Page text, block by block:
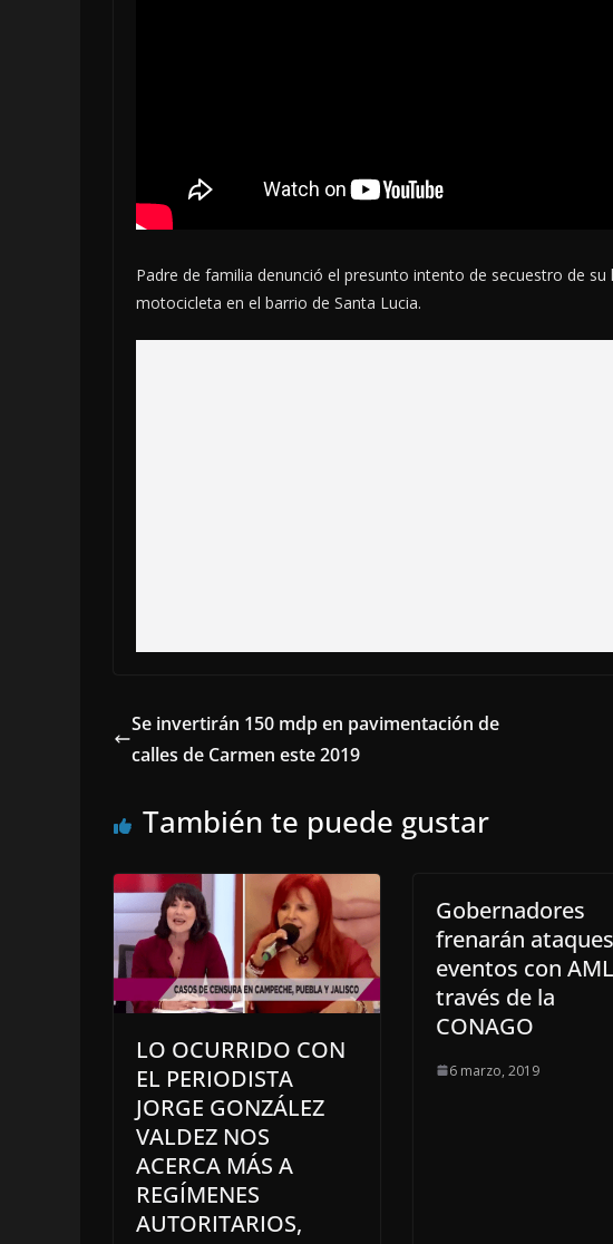
Padre de familia denunció el presunto intento de secuestro de
motocicleta en el barrio de Santa Lucia.
Se invertirán 150 mdp en pavimentación de
calles de Carmen este 2019
También te puede gustar
LO OCURRIDO CON
EL PERIODISTA
JORGE GONZÁLEZ
VALDEZ NOS
ACERCA MÁS A
REGÍMENES
AUTORITARIOS,
Gobernadores
frenarán
eventos con
través de la
CONAGO
6 marzo, 2019